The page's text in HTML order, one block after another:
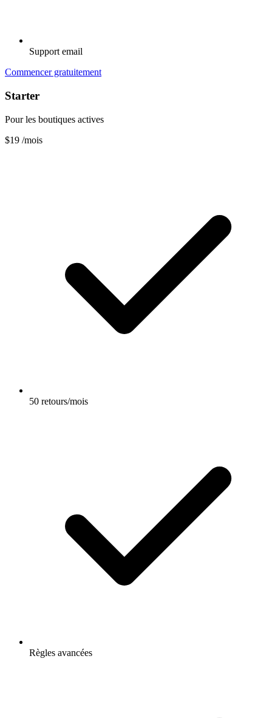
Support email
Commencer gratuitement
Starter
Pour les boutiques actives
$19 /mois
50 retours/mois
Règles avancées